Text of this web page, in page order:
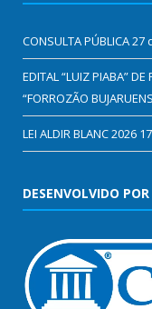
CONSULTA PÚBLICA27
EDITAL “LUIZ PIABA”
“FORROZÃO
LEI ALDIR BLANC 2026
DESENVOLVIDO